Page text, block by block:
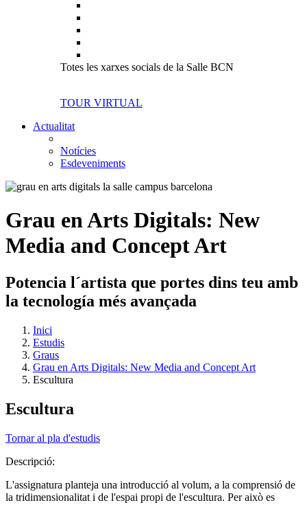
Totes les xarxes socials de la Salle BCN
TOUR VIRTUAL
Actualitat
Notícies
Esdeveniments
Grau en Arts Digitals: New
Media and Concept Art
Potencia l´artista que portes dins teu amb
la tecnología més avançada
Inici
Estudis
Graus
Grau en Arts Digitals: New Media and Concept Art
Escultura
Escultura
Tornar al pla d'estudis
Descripció:
L'assignatura planteja una introducció al volum, a la comprensió de
la tridimensionalitat i de l'espai propi de l'escultura. Per això es